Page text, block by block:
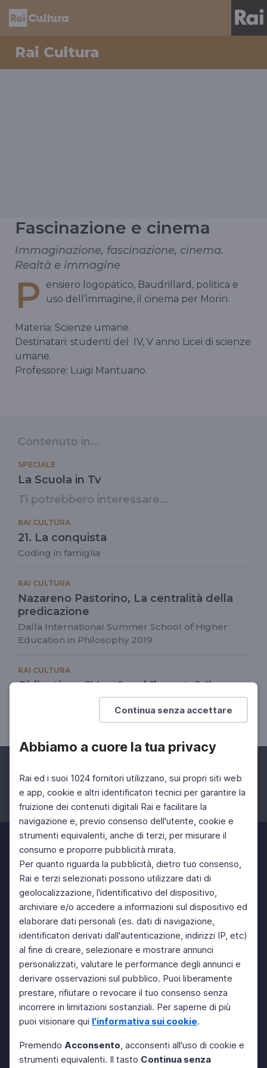
Continua senza accettare
Abbiamo a cuore la tua privacy
Rai ed i suoi 1024 fornitori utilizzano, sui propri siti web
e app, cookie e altri identificatori tecnici per garantire la
fruizione dei contenuti digitali Rai e facilitare la
navigazione e, previo consenso dell'utente, cookie e
strumenti equivalenti, anche di terzi, per misurare il
consumo e proporre pubblicità mirata.
Per quanto riguarda la pubblicità, dietro tuo consenso,
Rai e terzi selezionati possono utilizzare dati di
geolocalizzazione, l'identificativo del dispositivo,
archiviare e/o accedere a informazioni sul dispositivo ed
elaborare dati personali (es. dati di navigazione,
identificatori derivati dall'autenticazione, indirizzi IP, etc)
al fine di creare, selezionare e mostrare annunci
personalizzati, valutare le performance degli annunci e
derivare osservazioni sul pubblico. Puoi liberamente
prestare, rifiutare o revocare il tuo consenso senza
incorrere in limitazioni sostanziali. Per saperne di più
puoi visionare qui l'informativa sui cookie.
Premendo Acconsento, acconsenti all'uso di cookie e
strumenti equivalenti. Il tasto Continua senza
Rai Cultura
Fascinazione e cinema
Immaginazione, fascinazione, cinema.
Realtà e immagine
P
ensiero logopatico, Baudrillard, politica e
uso dell’immagine, il cinema per Morin.
Materia: Scienze umane.
Destinatari: studenti del
IV, V anno Licei di scienze
umane.
Professore: Luigi Mantuano.
Contenuto in...
SPECIALE
La Scuola in Tv
Ti potrebbero interessare...
RAI CULTURA
21. La conquista
Coding in famiglia
RAI CULTURA
Nazareno Pastorino, La centralità della
predicazione
Dalla International Summer School of Higher
Education in Philosophy 2019
RAI CULTURA
Obligation - "Must" and "have to", Il
corretto utilizzo di must e have to
Language for Lockdown
Facebook Instagram Twitter